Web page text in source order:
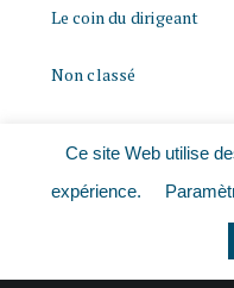
Le coin du dirigeant
Non classé
Ce site Web utilise
expérience.